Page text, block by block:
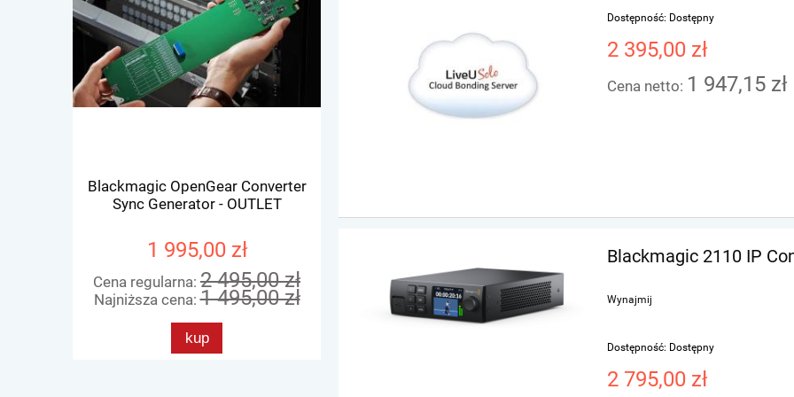
Blackmagic OpenGear Converter
Sync Generator - OUTLET
1 995,00 zł
Cena regularna: 2 495,00 zł
Najniższa cena:1 495,00 zł
kup
Cena regularna:2 595,00 zł
Najniższa cena:1 295,00 zł
1 245,00 zł
Najniższa cena:
Dostępność: Dostępny
2 395,00 zł
Cena netto: 1 947,15 zł
Blackmagic 2110 IP
Wynajmij
Dostępność: Dostępny
2 795,00 zł